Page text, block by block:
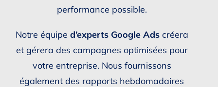
performance possible.
Notre équipe d’experts Google Adscréera
et gérera des campagnes optimisées pour
votre entreprise. Nous fournissons
également des rapports hebdomadaires